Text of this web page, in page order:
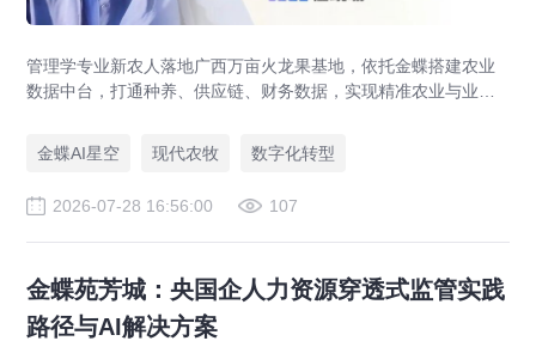
管理学专业新农人落地广西万亩火龙果基地，依托金蝶搭建农业
数据中台，打通种养、供应链、财务数据，实现精准农业与业财
金蝶AI星空
现代农牧 数字化转型
2026-07-28 16:56:00 107
金蝶苑芳城：央国企人力资源穿透式监管实践
路径与AI解决方案